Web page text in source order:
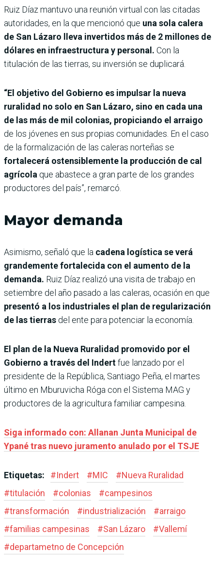
Ruiz Díaz mantuvo una reunión virtual con las citadas
autoridades, en la que mencionó que una sola calera
de San Lázaro lleva invertidos más de 2 millones de
dólares en infraestructura y personal. Con la
titulación de las tierras, su inversión se duplicará.
“El objetivo del Gobierno es impulsar la nueva
ruralidad no solo en San Lázaro, sino en cada una
de las más de mil colonias, propiciando el arraigo
de los jóvenes en sus propias comunidades. En el caso
de la formalización de las caleras norteñas se
fortalecerá ostensiblemente la producción de cal
agrícola que abastece a gran parte de los grandes
productores del país”, remarcó.
Mayor demanda
Asimismo, señaló que la cadena logística se verá
grandemente fortalecida con el aumento de la
demanda. Ruiz Díaz realizó una visita de trabajo en
setiembre del año pasado a las caleras, ocasión en que
presentó a los industriales el plan de regularización
de las tierras del ente para potenciar la economía.
El plan de la Nueva Ruralidad promovido por el
Gobierno a través del Indertfue lanzado por el
presidente de la República, Santiago Peña, el martes
último en Mburuvicha Róga con el Sistema MAG y
productores de la agricultura familiar campesina.
Siga informado con: Allanan Junta Municipal de
Ypané tras nuevo juramento anulado por el TSJE
Etiquetas: #Indert #MIC #Nueva Ruralidad
#titulación #colonias #campesinos
#transformación #industrialización #arraigo
#familias campesinas #San Lázaro #Vallemí
#departametno de Concepción